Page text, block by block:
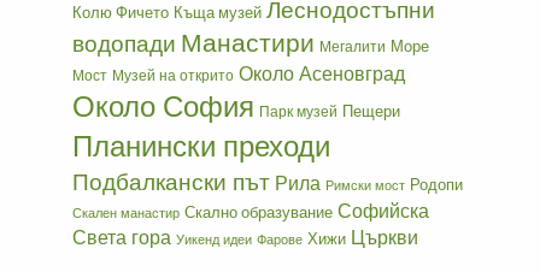
Колю Фичето Къща музей Леснодостъпни
водопади Манастири Мегалити Море
Мост Музей на открито Около Асеновград
Около София Парк музей Пещери
Планински преходи
Подбалкански път Рила Римски мост Родопи
Скален манастир Скално образувание Софийска
Света гора Уикенд идеи Фарове Хижи Църкви